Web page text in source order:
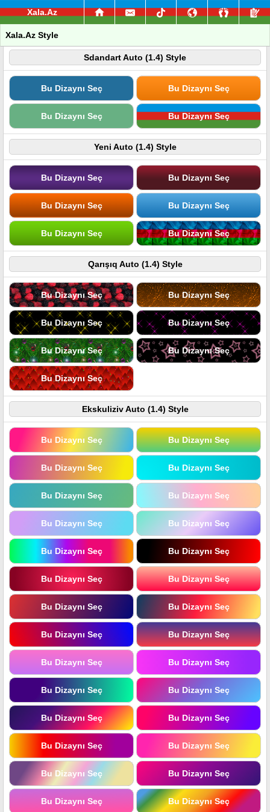
Xala.Az
Xala.Az Style
Sdandart Auto (1.4) Style
Bu Dizaynı Seç Bu Dizaynı Seç
Bu Dizaynı Seç Bu Dizaynı Seç
Yeni Auto (1.4) Style
Bu Dizaynı Seç Bu Dizaynı Seç
Bu Dizaynı Seç Bu Dizaynı Seç
Bu Dizaynı Seç Bu Dizaynı Seç
Qarışıq Auto (1.4) Style
Bu Dizaynı Seç Bu Dizaynı Seç
Bu Dizaynı Seç Bu Dizaynı Seç
Bu Dizaynı Seç Bu Dizaynı Seç
Bu Dizaynı Seç
Ekskuliziv Auto (1.4) Style
Bu Dizaynı Seç Bu Dizaynı Seç
Bu Dizaynı Seç Bu Dizaynı Seç
Bu Dizaynı Seç Bu Dizaynı Seç
Bu Dizaynı Seç Bu Dizaynı Seç
Bu Dizaynı Seç Bu Dizaynı Seç
Bu Dizaynı Seç Bu Dizaynı Seç
Bu Dizaynı Seç Bu Dizaynı Seç
Bu Dizaynı Seç Bu Dizaynı Seç
Bu Dizaynı Seç Bu Dizaynı Seç
Bu Dizaynı Seç Bu Dizaynı Seç
Bu Dizaynı Seç Bu Dizaynı Seç
Bu Dizaynı Seç Bu Dizaynı Seç
Bu Dizaynı Seç Bu Dizaynı Seç
Bu Dizaynı Seç Bu Dizaynı Seç